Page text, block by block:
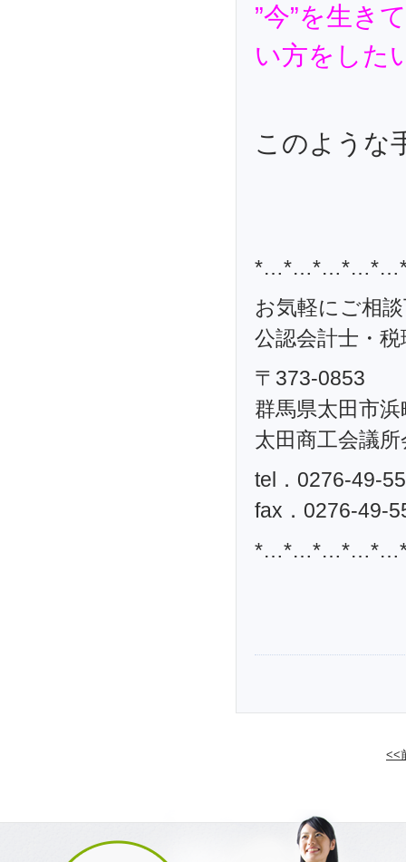
”今”を生き
い方をした
このような
お気軽にご相
公認会計士・
〒373-0853
群馬県太田市
太田商工会議
tel．0276-49-
fax．0276-49-
<<